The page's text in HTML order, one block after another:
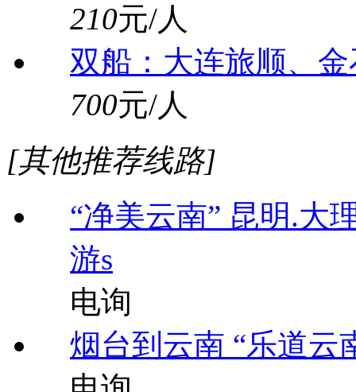
210元/人
双船：大连旅顺、
700元/人
[其他推荐线路]
“净美云南” 昆明.大
游s
电询
烟台到云南 “乐道云